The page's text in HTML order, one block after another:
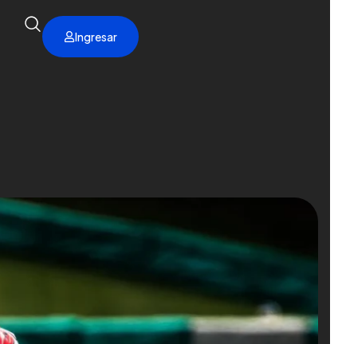
Ingresar